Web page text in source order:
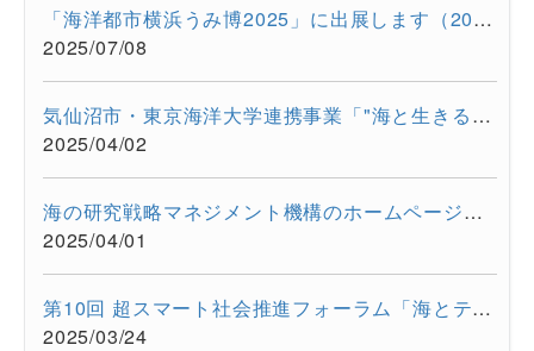
「海洋都市横浜うみ博2025」に出展します（2025年7月12日・13日）
2025/07/08
気仙沼市・東京海洋大学連携事業「"海と生きる"連続水産セミナー...
2025/04/02
海の研究戦略マネジメント機構のホームページをリニューアルしま...
2025/04/01
第10回 超スマート社会推進フォーラム「海とテクノロジーの融合が...
2025/03/24